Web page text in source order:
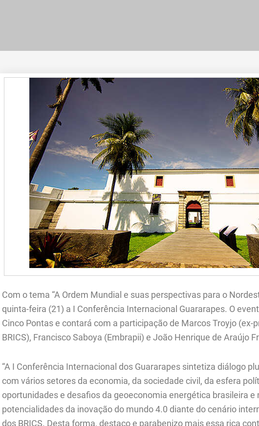
Com o tema “A Ordem Mundial e suas perspectivas para o
quinta-feira (21) a I Conferência Internacional Guararapes. O
Cinco Pontas e contará com a participação de Marcos Troyjo (ex-
BRICS), Francisco Saboya (Embrapii) e João Henrique de Araújo
“A I Conferência Internacional dos Guararapes sintetiza diálogo
com vários setores da economia, da sociedade civil, da esfera
oportunidades e desafios da geoeconomia energética brasileira e
potencialidades da inovação do mundo 4.0 diante do cenário
dos BRICS. Desta forma, destaco e parabenizo mais essa rica